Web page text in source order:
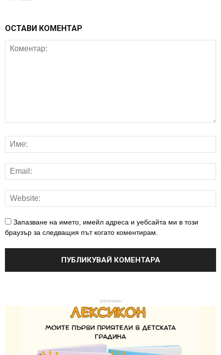
ОСТАВИ КОМЕНТАР
Запазване на името, имейл адреса и уебсайта ми в този
браузър за следващия път когато коментирам.
-реклама-